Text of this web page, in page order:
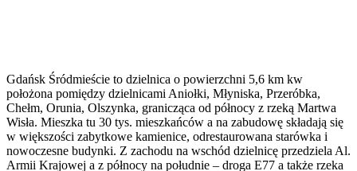
Gdańsk Śródmieście to dzielnica o powierzchni 5,6 km kw
położona pomiędzy dzielnicami Aniołki, Młyniska, Przeróbka,
Chełm, Orunia, Olszynka, granicząca od północy z rzeką Martwa
Wisła. Mieszka tu 30 tys. mieszkańców a na zabudowę składają się
w większości zabytkowe kamienice, odrestaurowana starówka i
nowoczesne budynki. Z zachodu na wschód dzielnicę przedziela Al.
Armii Krajowej a z północy na południe – droga E77 a także rzeka